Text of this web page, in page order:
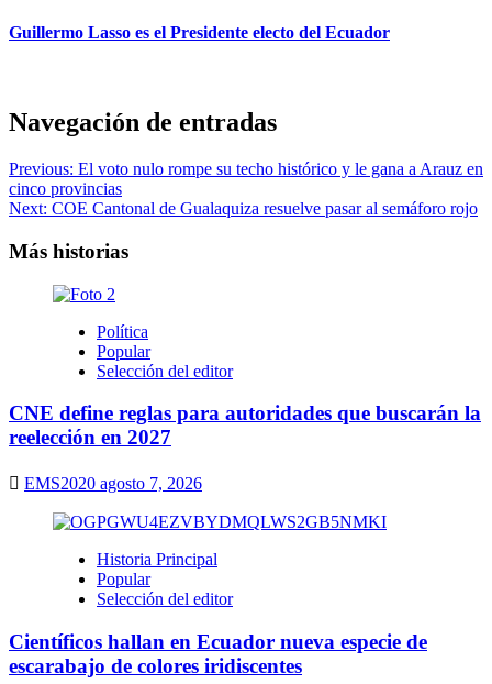
Guillermo Lasso es el Presidente electo del Ecuador
Navegación de entradas
Previous: El voto nulo rompe su techo histórico y le gana a Arauz en
cinco provincias
Next: COE Cantonal de Gualaquiza resuelve pasar al semáforo rojo
Más historias
Política
Popular
Selección del editor
CNE define reglas para autoridades que buscarán la
reelección en 2027
EMS2020 agosto 7, 2026
Historia Principal
Popular
Selección del editor
Científicos hallan en Ecuador nueva especie de
escarabajo de colores iridiscentes